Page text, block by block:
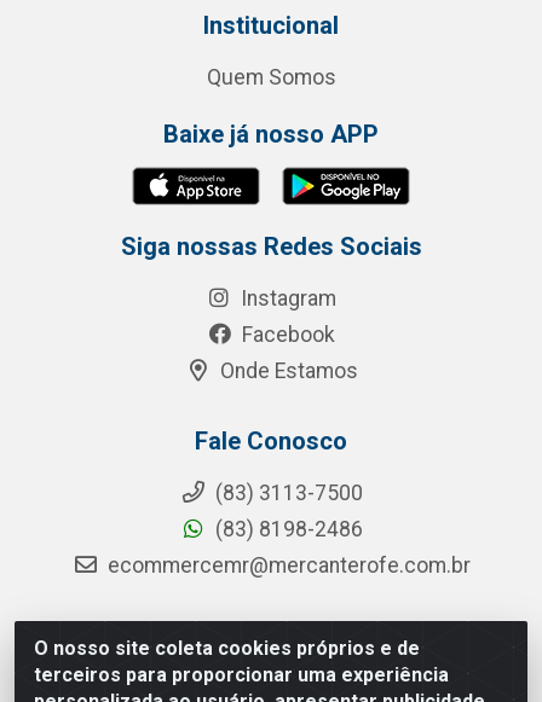
O nosso site coleta cookies próprios e de
terceiros para proporcionar uma experiência
Institucional
Quem Somos
Baixe já nosso APP
Siga nossas Redes Sociais
Instagram
Facebook
Onde Estamos
Fale Conosco
(83) 3113-7500
(83) 8198-2486
ecommercemr@mercanterofe.com.br
MR Distribuidora - Rua Hortêncio Ribeiro de Luna, 3777 -
Distrito Industrial, João Pessoa/PB - CEP 58081-400 -